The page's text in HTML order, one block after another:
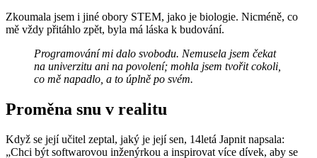
Zkoumala jsem i jiné obory STEM, jako je biologie. Nicméně, co
mě vždy přitáhlo zpět, byla má láska k budování.
Programování mi dalo svobodu. Nemusela jsem čekat
na univerzitu ani na povolení; mohla jsem tvořit cokoli,
co mě napadlo, a to úplně po svém.
Proměna snu v realitu
Když se její učitel zeptal, jaký je její sen, 14letá Japnit napsala:
„Chci být softwarovou inženýrkou a inspirovat více dívek, aby se